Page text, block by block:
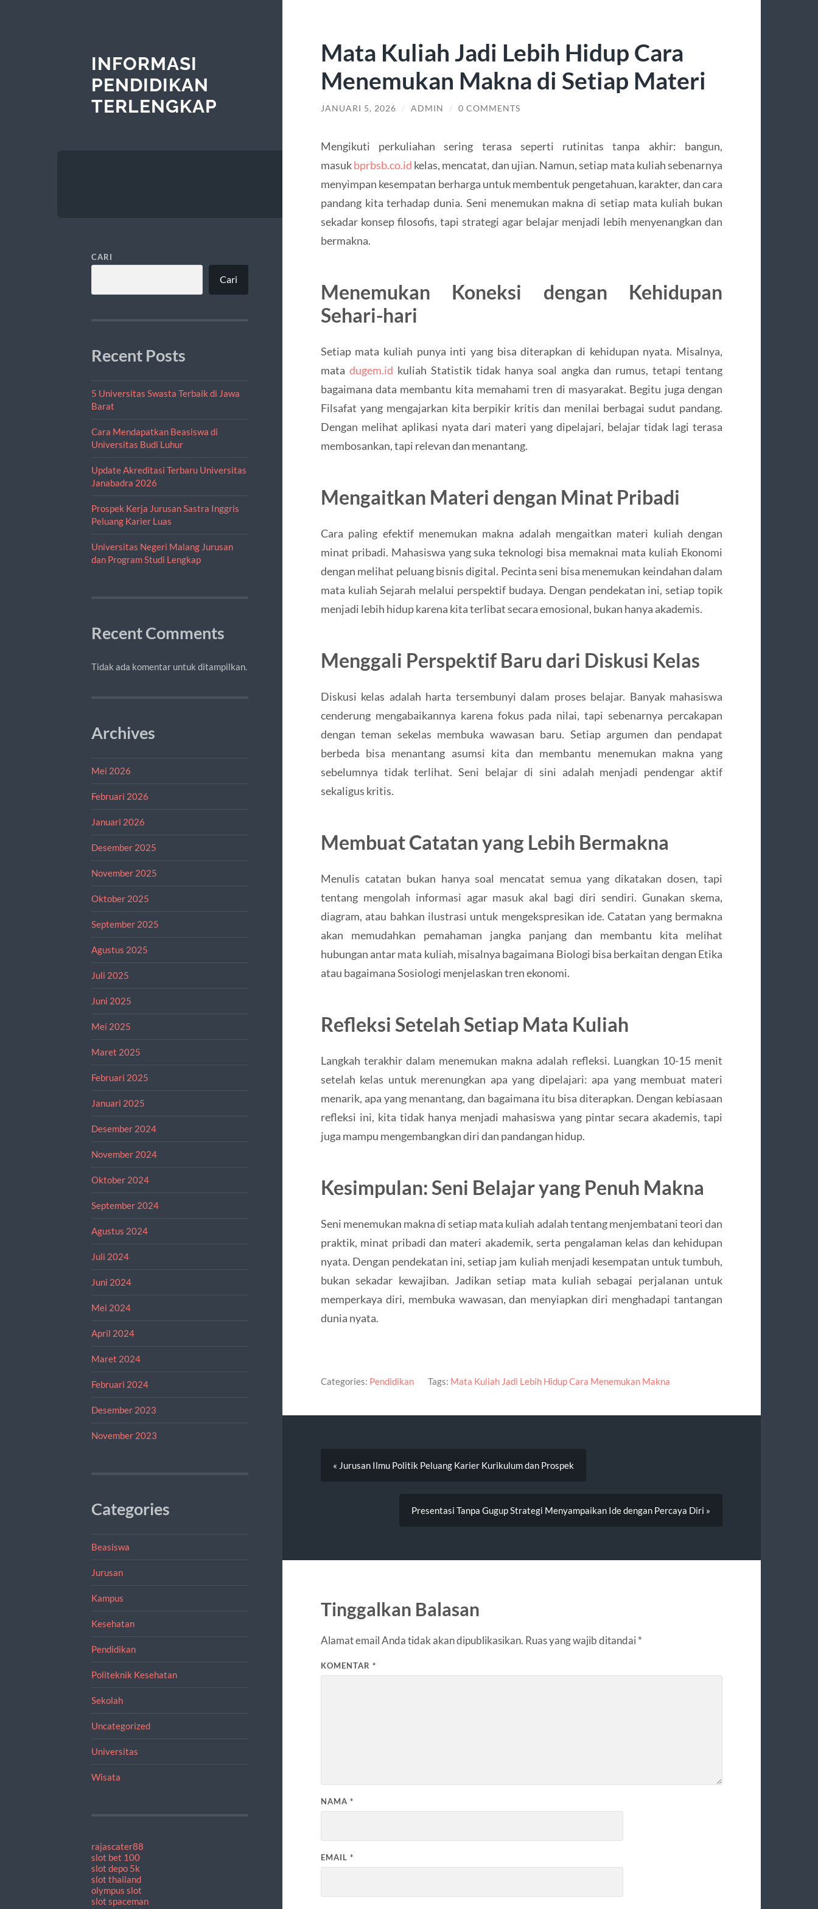
INFORMASI
PENDIDIKAN
TERLENGKAP
CARI
Cari
Recent Posts
5 Universitas Swasta Terbaik di Jawa
Barat
Cara Mendapatkan Beasiswa di
Universitas Budi Luhur
Update Akreditasi Terbaru Universitas
Janabadra 2026
Prospek Kerja Jurusan Sastra Inggris
Peluang Karier Luas
Universitas Negeri Malang Jurusan
dan Program Studi Lengkap
Recent Comments
Tidak ada komentar untuk ditampilkan.
Archives
Mei 2026
Februari 2026
Januari 2026
Desember 2025
November 2025
Oktober 2025
September 2025
Agustus 2025
Juli 2025
Juni 2025
Mei 2025
Maret 2025
Februari 2025
Januari 2025
Desember 2024
November 2024
Oktober 2024
September 2024
Agustus 2024
Juli 2024
Juni 2024
Mei 2024
April 2024
Maret 2024
Februari 2024
Desember 2023
November 2023
Categories
Beasiswa
Jurusan
Kampus
Kesehatan
Pendidikan
Politeknik Kesehatan
Sekolah
Uncategorized
Universitas
Wisata
rajascater88
slot bet 100
slot depo 5k
slot thailand
olympus slot
slot spaceman
Mata Kuliah Jadi Lebih Hidup Cara
Menemukan Makna di Setiap Materi
JANUARI 5, 2026 / ADMIN / 0 COMMENTS
Mengikuti perkuliahan sering terasa seperti rutinitas tanpa akhir: bangun,
masukbprbsb.co.id kelas, mencatat, dan ujian. Namun, setiap mata kuliah sebenarnya
menyimpan kesempatan berharga untuk membentuk pengetahuan, karakter, dan cara
pandang kita terhadap dunia. Seni menemukan makna di setiap mata kuliah bukan
sekadar konsep filosofis, tapi strategi agar belajar menjadi lebih menyenangkan dan
bermakna.
Menemukan Koneksi dengan Kehidupan
Sehari-hari
Setiap mata kuliah punya inti yang bisa diterapkan di kehidupan nyata. Misalnya,
mata dugem.id kuliah Statistik tidak hanya soal angka dan rumus, tetapi tentang
bagaimana data membantu kita memahami tren di masyarakat. Begitu juga dengan
Filsafat yang mengajarkan kita berpikir kritis dan menilai berbagai sudut pandang.
Dengan melihat aplikasi nyata dari materi yang dipelajari, belajar tidak lagi terasa
membosankan, tapi relevan dan menantang.
Mengaitkan Materi dengan Minat Pribadi
Cara paling efektif menemukan makna adalah mengaitkan materi kuliah dengan
minat pribadi. Mahasiswa yang suka teknologi bisa memaknai mata kuliah Ekonomi
dengan melihat peluang bisnis digital. Pecinta seni bisa menemukan keindahan dalam
mata kuliah Sejarah melalui perspektif budaya. Dengan pendekatan ini, setiap topik
menjadi lebih hidup karena kita terlibat secara emosional, bukan hanya akademis.
Menggali Perspektif Baru dari Diskusi Kelas
Diskusi kelas adalah harta tersembunyi dalam proses belajar. Banyak mahasiswa
cenderung mengabaikannya karena fokus pada nilai, tapi sebenarnya percakapan
dengan teman sekelas membuka wawasan baru. Setiap argumen dan pendapat
berbeda bisa menantang asumsi kita dan membantu menemukan makna yang
sebelumnya tidak terlihat. Seni belajar di sini adalah menjadi pendengar aktif
sekaligus kritis.
Membuat Catatan yang Lebih Bermakna
Menulis catatan bukan hanya soal mencatat semua yang dikatakan dosen, tapi
tentang mengolah informasi agar masuk akal bagi diri sendiri. Gunakan skema,
diagram, atau bahkan ilustrasi untuk mengekspresikan ide. Catatan yang bermakna
akan memudahkan pemahaman jangka panjang dan membantu kita melihat
hubungan antar mata kuliah, misalnya bagaimana Biologi bisa berkaitan dengan Etika
atau bagaimana Sosiologi menjelaskan tren ekonomi.
Refleksi Setelah Setiap Mata Kuliah
Langkah terakhir dalam menemukan makna adalah refleksi. Luangkan 10-15 menit
setelah kelas untuk merenungkan apa yang dipelajari: apa yang membuat materi
menarik, apa yang menantang, dan bagaimana itu bisa diterapkan. Dengan kebiasaan
refleksi ini, kita tidak hanya menjadi mahasiswa yang pintar secara akademis, tapi
juga mampu mengembangkan diri dan pandangan hidup.
Kesimpulan: Seni Belajar yang Penuh Makna
Seni menemukan makna di setiap mata kuliah adalah tentang menjembatani teori dan
praktik, minat pribadi dan materi akademik, serta pengalaman kelas dan kehidupan
nyata. Dengan pendekatan ini, setiap jam kuliah menjadi kesempatan untuk tumbuh,
bukan sekadar kewajiban. Jadikan setiap mata kuliah sebagai perjalanan untuk
memperkaya diri, membuka wawasan, dan menyiapkan diri menghadapi tantangan
dunia nyata.
Categories: Pendidikan Tags: Mata Kuliah Jadi Lebih Hidup Cara Menemukan Makna
« Jurusan Ilmu Politik Peluang Karier Kurikulum dan Prospek
Presentasi Tanpa Gugup Strategi Menyampaikan Ide dengan Percaya Diri »
Tinggalkan Balasan
Alamat email Anda tidak akan dipublikasikan. Ruas yang wajib ditandai *
KOMENTAR *
NAMA *
EMAIL *